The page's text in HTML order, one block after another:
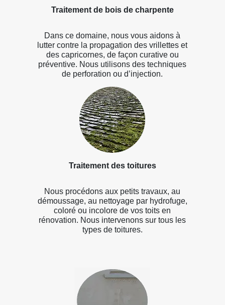
Traitement de bois de charpente
Dans ce domaine, nous vous aidons à
lutter contre la propagation des vrillettes et
des capricornes, de façon curative ou
préventive. Nous utilisons des techniques
de perforation ou d’injection.
Traitement des toitures
Nous procédons aux petits travaux, au
démoussage, au nettoyage par hydrofuge,
coloré ou incolore de vos toits en
rénovation. Nous intervenons sur tous les
types de toitures.